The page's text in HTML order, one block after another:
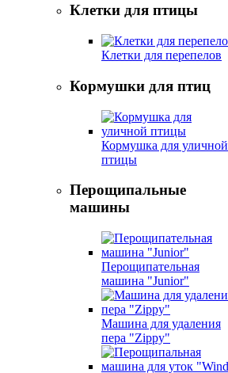
Клетки для птицы
Клетки для перепелов
Кормушки для птиц
Кормушка для уличной
птицы
Перощипальные
машины
Перощипательная
машина "Junior"
Машина для удаления
пера "Zippy"